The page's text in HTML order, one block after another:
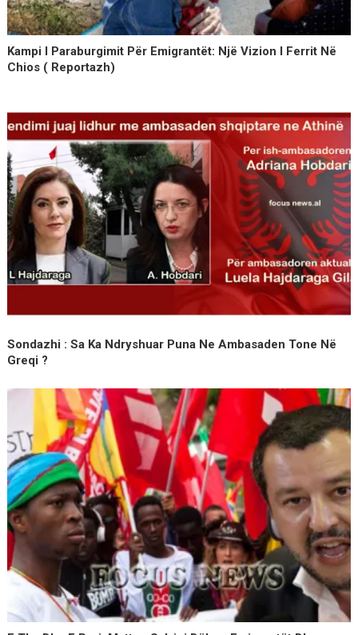
Kampi I Paraburgimit Për Emigrantët: Një Vizion I Ferrit Në
Chios ( Reportazh)
Sondazhi : Sa Ka Ndryshuar Puna Ne Ambasaden Tone Në
Greqi ?